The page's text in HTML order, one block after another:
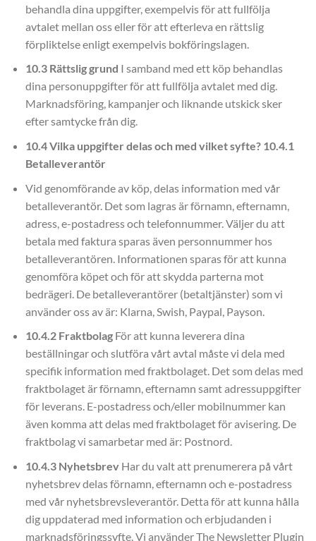
behandla dina uppgifter, exempelvis för att fullfölja
avtalet mellan oss eller för att efterleva en rättslig
förpliktelse enligt exempelvis bokföringslagen.
10.3 Rättslig grund I samband med ett köp behandlas
dina personuppgifter för att fullfölja avtalet med dig.
Marknadsföring, kampanjer och liknande utskick sker
efter samtycke från dig.
10.4 Vilka uppgifter delas och med vilket syfte? 10.4.1
Betalleverantör
Vid genomförande av köp, delas information med vår
betalleverantör. Det som lagras är förnamn, efternamn,
adress, e-postadress och telefonnummer. Väljer du att
betala med faktura sparas även personnummer hos
betalleverantören. Informationen sparas för att kunna
genomföra köpet och för att skydda parterna mot
bedrägeri. De betalleverantörer (betaltjänster) som vi
använder oss av är: Klarna, Swish, Paypal, Payson.
10.4.2 FraktbolagFör att kunna leverera dina
beställningar och slutföra vårt avtal måste vi dela med
specifik information med fraktbolaget. Det som delas med
fraktbolaget är förnamn, efternamn samt adressuppgifter
för leverans. E-postadress och/eller mobilnummer kan
även komma att delas med fraktbolaget för avisering. De
fraktbolag vi samarbetar med är: Postnord.
10.4.3 NyhetsbrevHar du valt att prenumerera på vårt
nyhetsbrev delas förnamn, efternamn och e-postadress
med vår nyhetsbrevsleverantör. Detta för att kunna hålla
dig uppdaterad med information och erbjudanden i
marknadsföringssyfte. Vi använder The Newsletter Plugin